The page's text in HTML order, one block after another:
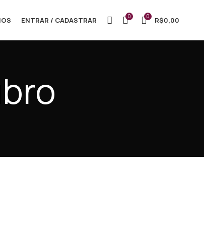
ENTRAR / CADASTRAR 0 0 R$0,00